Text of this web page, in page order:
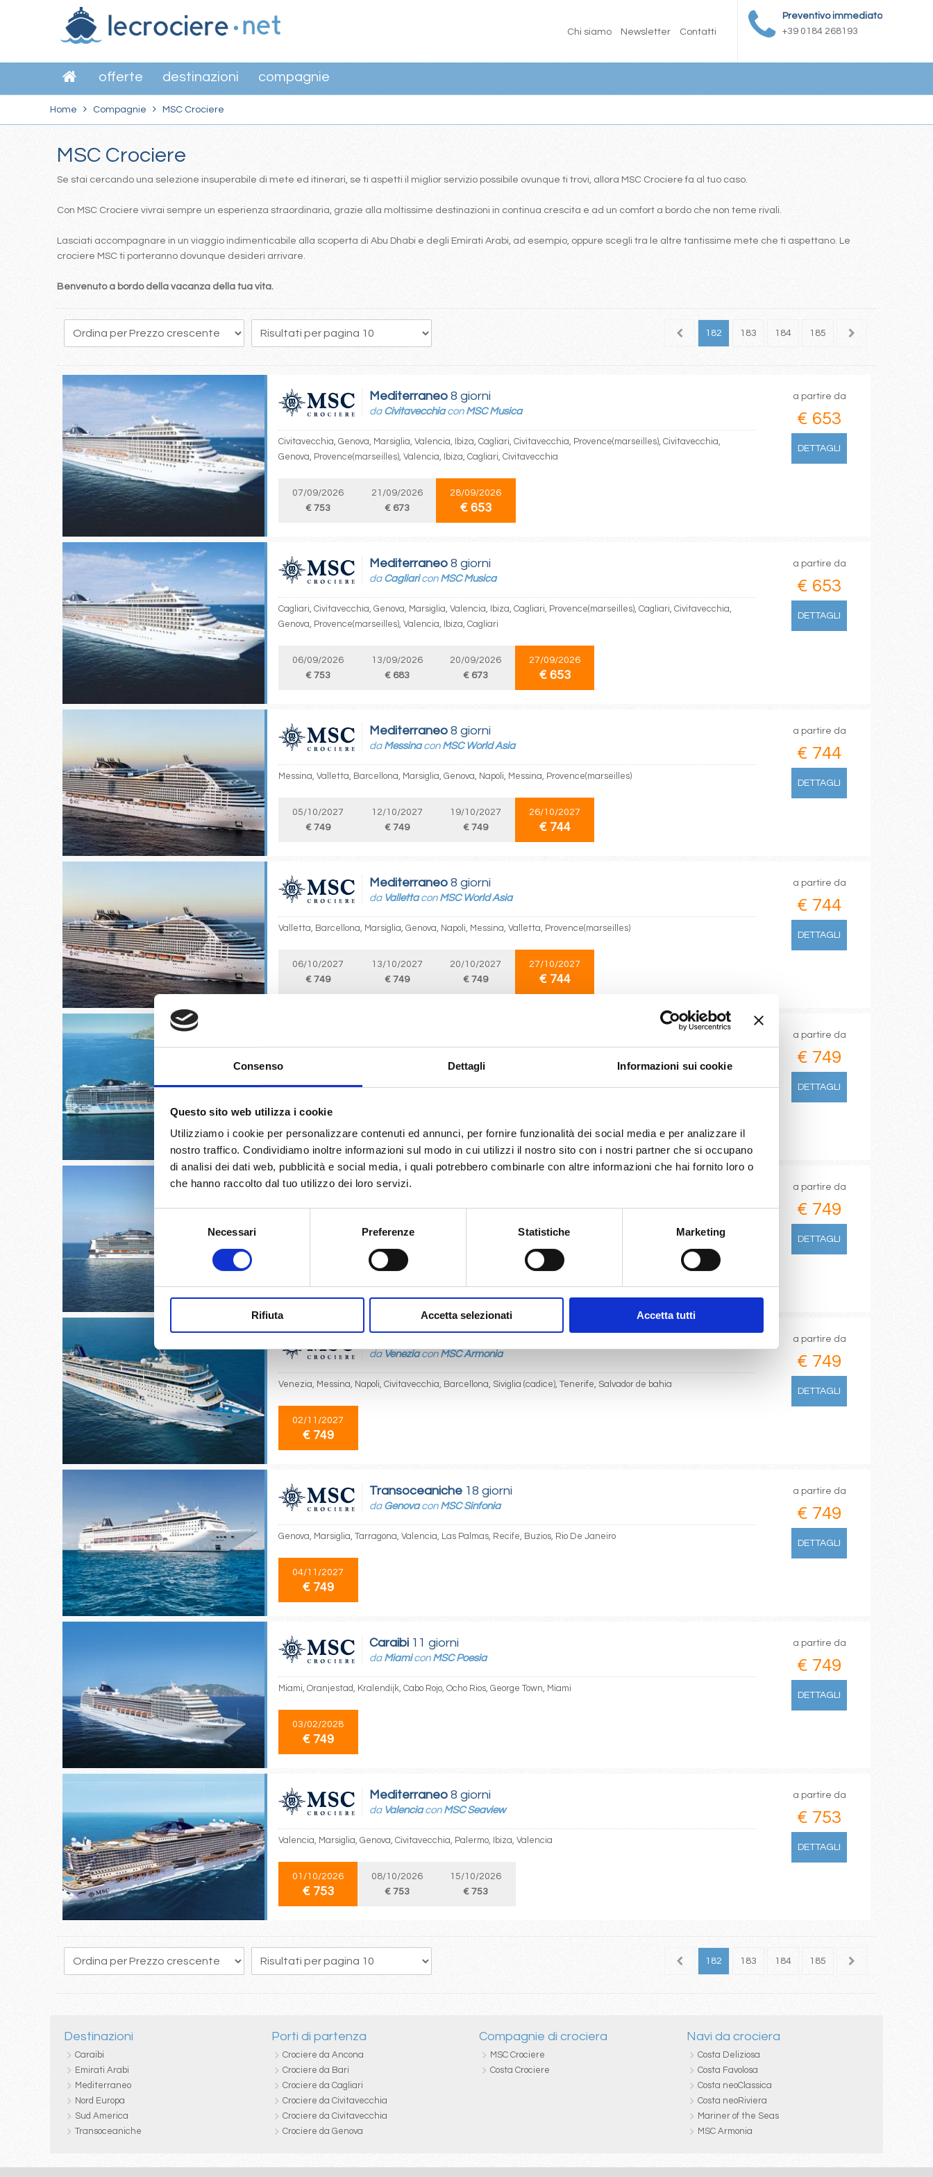
Consenso Dettagli Informazioni sui cookie
Questo sito web utilizza i cookie
Utilizziamo i cookie per personalizzare contenuti ed annunci, per fornire funzionalità dei social media e per analizzare il
nostro traffico. Condividiamo inoltre informazioni sul modo in cui utilizzi il nostro sito con i nostri partner che si occupano
di analisi dei dati web, pubblicità e social media, i quali potrebbero combinarle con altre informazioni che hai fornito loro o
che hanno raccolto dal tuo utilizzo dei loro servizi.
consenso
Necessari Preferenze Statistiche Marketing
Rifiuta Accetta selezionati Accetta tutti
Preventivo immediato
+39 0184 268193
Chi siamo Newsletter Contatti
offerte destinazioni compagnie
Home Compagnie MSC Crociere
MSC Crociere
Se stai cercando una selezione insuperabile di mete ed itinerari, se ti aspetti il miglior servizio possibile ovunque ti trovi, allora MSC Crociere fa al tuo caso.
Con MSC Crociere vivrai sempre un esperienza straordinaria, grazie alla moltissime destinazioni in continua crescita e ad un comfort a bordo che non teme rivali.
Lasciati accompagnare in un viaggio indimenticabile alla scoperta di Abu Dhabi e degli Emirati Arabi, ad esempio, oppure scegli tra le altre tantissime mete che ti aspettano. Le
crociere MSC ti porteranno dovunque desideri arrivare.
Benvenuto a bordo della vacanza della tua vita.
164 165 166 167 168 169 170 171 172 174 181 182 183 184 185 186
Mediterraneo 8 giorni
da Civitavecchiacon MSC Musica
Civitavecchia, Genova, Marsiglia, Valencia, Ibiza, Cagliari, Civitavecchia, Provence(marseilles), Civitavecchia,
Genova, Provence(marseilles), Valencia, Ibiza, Cagliari, Civitavecchia
07/09/2026
€ 753
21/09/2026
€ 673
28/09/2026
€ 653
a partire da
€ 653
DETTAGLI
Mediterraneo 8 giorni
da Cagliaricon MSC Musica
Cagliari, Civitavecchia, Genova, Marsiglia, Valencia, Ibiza, Cagliari, Provence(marseilles), Cagliari, Civitavecchia,
Genova, Provence(marseilles), Valencia, Ibiza, Cagliari
06/09/2026
€ 753
13/09/2026
€ 683
20/09/2026
€ 673
27/09/2026
€ 653
a partire da
€ 653
DETTAGLI
Mediterraneo 8 giorni
da Messinacon MSC World Asia
Messina, Valletta, Barcellona, Marsiglia, Genova, Napoli, Messina, Provence(marseilles)
05/10/2027
€ 749
12/10/2027
€ 749
19/10/2027
€ 749
26/10/2027
€ 744
a partire da
€ 744
DETTAGLI
Mediterraneo 8 giorni
da Vallettacon MSC World Asia
Valletta, Barcellona, Marsiglia, Genova, Napoli, Messina, Valletta, Provence(marseilles)
06/10/2027
€ 749
13/10/2027
€ 749
20/10/2027
€ 749
27/10/2027
€ 744
a partire da
€ 744
DETTAGLI
daAmsterdam - rotterdamconMSC Preziosa
07/04/2027
€ 749
€ 833
a partire da
€ 749
DETTAGLI
Nord Europa
Civitavecchia, Tarragona, Malaga, Siviglia (cadice), Lisbona, Vigo, Cherbourg, Southampton
€ 749
a partire da
€ 749
DETTAGLI
da Veneziacon MSC Armonia
Venezia, Messina, Napoli, Civitavecchia, Barcellona, Siviglia (cadice), Tenerife, Salvador de bahia
02/11/2027
€ 749
a partire da
€ 749
DETTAGLI
Transoceaniche 18 giorni
da Genovacon MSC Sinfonia
Genova, Marsiglia, Tarragona, Valencia, Las Palmas, Recife, Buzios, Rio De Janeiro
04/11/2027
€ 749
a partire da
€ 749
DETTAGLI
Caraibi 11 giorni
da Miamicon MSC Poesia
Miami, Oranjestad, Kralendijk, Cabo Rojo, Ocho Rios, George Town, Miami
03/02/2028
€ 749
a partire da
€ 749
DETTAGLI
Mediterraneo 8 giorni
da Valenciacon MSC Seaview
Valencia, Marsiglia, Genova, Civitavecchia, Palermo, Ibiza, Valencia
01/10/2026
€ 753
08/10/2026
€ 753
15/10/2026
€ 753
a partire da
€ 753
DETTAGLI
164 165 166 167 168 169 170 171 172 174 181 182 183 184 185 186
Destinazioni
Caraibi
Emirati Arabi
Mediterraneo
Nord Europa
Sud America
Transoceaniche
Porti di partenza
Crociere da Ancona
Crociere da Bari
Crociere da Cagliari
Crociere da Civitavecchia
Crociere da Civitavecchia
Crociere da Genova
Compagnie di crociera
MSC Crociere
Costa Crociere
Navi da crociera
Costa Deliziosa
Costa Favolosa
Costa neoClassica
Costa neoRiviera
Mariner of the Seas
MSC Armonia